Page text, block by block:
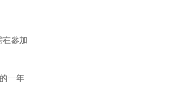
在參加
一年